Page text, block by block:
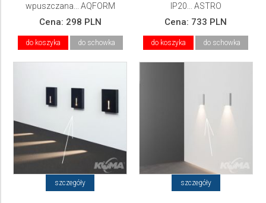
wpuszczana... AQFORM
Cena: 298 PLN
do koszyka do schowka
IP20... ASTRO
Cena: 733 PLN
do koszyka do schowka
szczegóły szczegóły